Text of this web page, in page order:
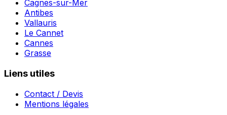
Cagnes-sur-Mer
Antibes
Vallauris
Le Cannet
Cannes
Grasse
Liens utiles
Contact / Devis
Mentions légales